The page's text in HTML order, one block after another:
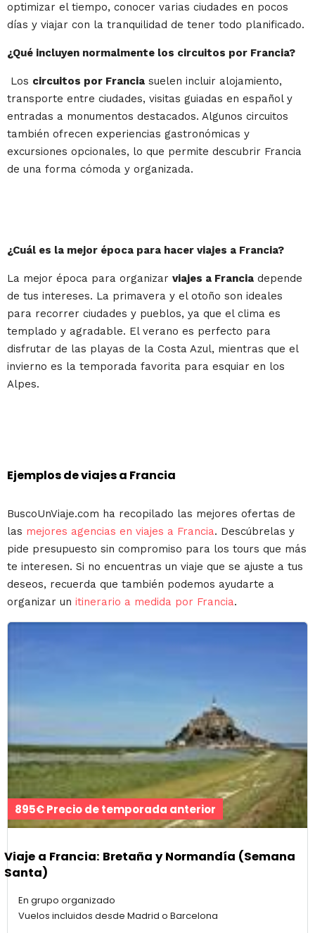
optimizar el tiempo, conocer varias ciudades en pocos
días y viajar con la tranquilidad de tener todo planificado.
¿Qué incluyen normalmente los circuitos por Francia?
Los circuitos por Francia suelen incluir alojamiento,
transporte entre ciudades, visitas guiadas en español y
entradas a monumentos destacados. Algunos circuitos
también ofrecen experiencias gastronómicas y
excursiones opcionales, lo que permite descubrir Francia
de una forma cómoda y organizada.
¿Cuál es la mejor época para hacer viajes a Francia?
La mejor época para organizar viajes a Francia depende
de tus intereses. La primavera y el otoño son ideales
para recorrer ciudades y pueblos, ya que el clima es
templado y agradable. El verano es perfecto para
disfrutar de las playas de la Costa Azul, mientras que el
invierno es la temporada favorita para esquiar en los
Alpes.
Ejemplos de viajes a Francia
BuscoUnViaje.com ha recopilado las mejores ofertas de
las mejores agencias en viajes a Francia. Descúbrelas y
pide presupuesto sin compromiso para los tours que más
te interesen. Si no encuentras un viaje que se ajuste a tus
deseos, recuerda que también podemos ayudarte a
organizar un itinerario a medida por Francia.
895€ Precio de temporada anterior
Viaje a Francia: Bretaña y Normandía (Semana
Santa)
En grupo organizado
Vuelos incluidos desde Madrid o Barcelona